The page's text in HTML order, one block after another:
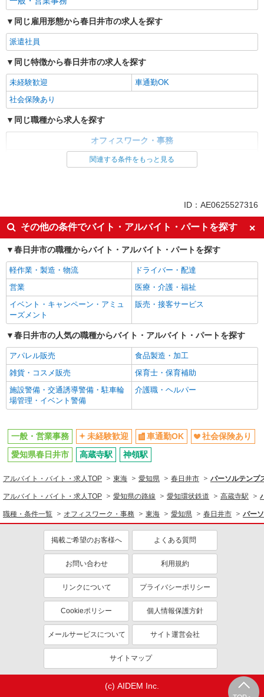
パーソルテンプスタッフ株式会社 中部コーディネートセンター一課
（小牧）/26-0527158
［30代・40代多め］髪色やネイル自由◎大手
時給1500円〜1600円 ◆経験によりご相談くだ
さい
愛知県春日井市／最寄駅：神領駅、春日井（名
鉄線）駅 ≪車通勤可≫ ※敷地内に無料の駐車場
キープ
パーソルテンプスタッフ株式会社 中部コーディネートセンター一課
（小牧）/26-0599699
愛知県春日井市／最寄駅：春日井（名鉄線）
駅、春日井（中央本線）駅 ≪車通勤可≫ ◆無料
駐車場があります！
キープ 詳細を見る
同じ雇用形態から春日井市の求人を探す
派遣社員
同じ特徴から春日井市の求人を探す
未経験歓迎
車通勤OK
社会保険あり
同じ職種から求人を探す
オフィスワーク・事務
社会保険あり
関連する条件をもっと見る
ID：AE0625527316
その他の条件でバイト・アルバイト・パートを探す
春日井市の職種からバイト・アルバイト・パートを探す
軽作業・製造・物流
ドライバー・配達
営業
医療・介護・福祉
イベント・キャンペーン・アミュ
ーズメント
販売・接客サービス
春日井市の人気の職種からバイト・アルバイト・パートを探す
アパレル販売
食品製造・加工
雑貨・コスメ販売
保育士・保育補助
施設警備・交通誘導警備・駐車輪
場管理・イベント警備
介護職・ヘルパー
一般・営業事務 未経験歓迎 車通勤OK
社会保険あり
愛知県春日井市
高蔵寺駅 神領駅
アルバイト・バイト・求人TOP 東海 愛知県 春日井市 パーソルテンプ
アルバイト・バイト・求人TOP 愛知県の路線 愛知環状鉄道 高蔵寺駅
職種・条件一覧 オフィスワーク・事務 東海 愛知県 春日井市 パー
掲載ご希望のお客様へ よくある質問
お問い合わせ 利用規約
リンクについて プライバシーポリシー
Cookieポリシー 個人情報保護方針
メールサービスについて サイト運営会社
サイトマップ
(c) AIDEM Inc.